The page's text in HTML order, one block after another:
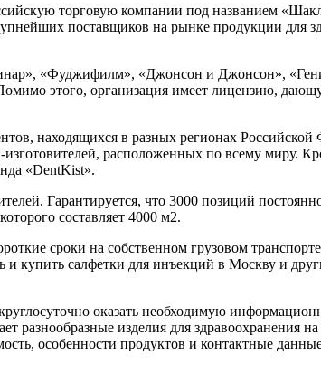
торговую компании под названием
поставщиков на рынке продукции для
«Фуджифилм», «Джонсон и Джонсон»,
этого, организация имеет лицензию,
находящихся в разных регионах Российской
расположенных по всему миру.
«DentKist».
Гарантируется, что 3000 позиций
составляет 4000 м2.
сроки на собственном грузовом
и купить салфетки для инъекций в Москву и
оказать необходимую
разнообразные изделия для здравоохранения
особенности продуктов и контактные